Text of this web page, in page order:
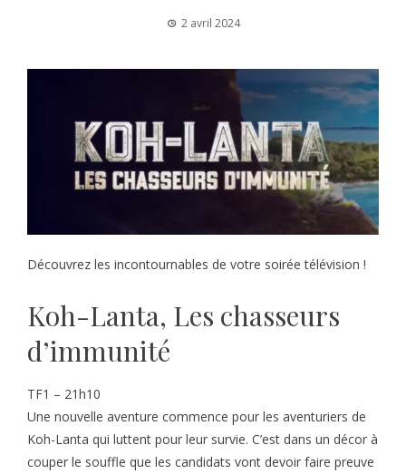
2 avril 2024
Découvrez les incontournables de votre soirée télévision !
Koh-Lanta, Les chasseurs
d’immunité
TF1 – 21h10
Une nouvelle aventure commence pour les aventuriers de
Koh-Lanta qui luttent pour leur survie. C’est dans un décor à
couper le souffle que les candidats vont devoir faire preuve